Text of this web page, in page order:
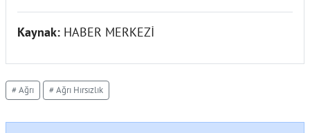
Kaynak: HABER MERKEZİ
# Ağrı # Ağrı Hırsızlık